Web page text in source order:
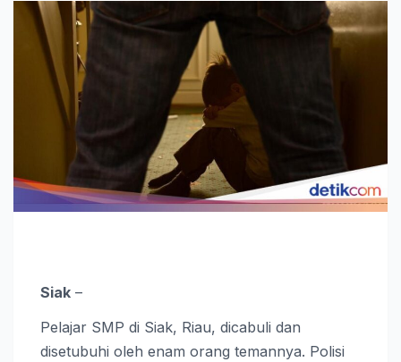
Siak –
Pelajar SMP di Siak, Riau, dicabuli dan
disetubuhi oleh enam orang temannya. Polisi